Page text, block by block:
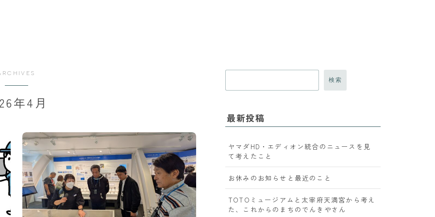
年4月
検索
最新投稿
ヤマダHD・エディオン統合のニュースを見
て考えたこと
お休みのお知らせと最近のこと
TOTOミュージアムと太宰府天満宮から考え
た、これからのまちのでんきやさん